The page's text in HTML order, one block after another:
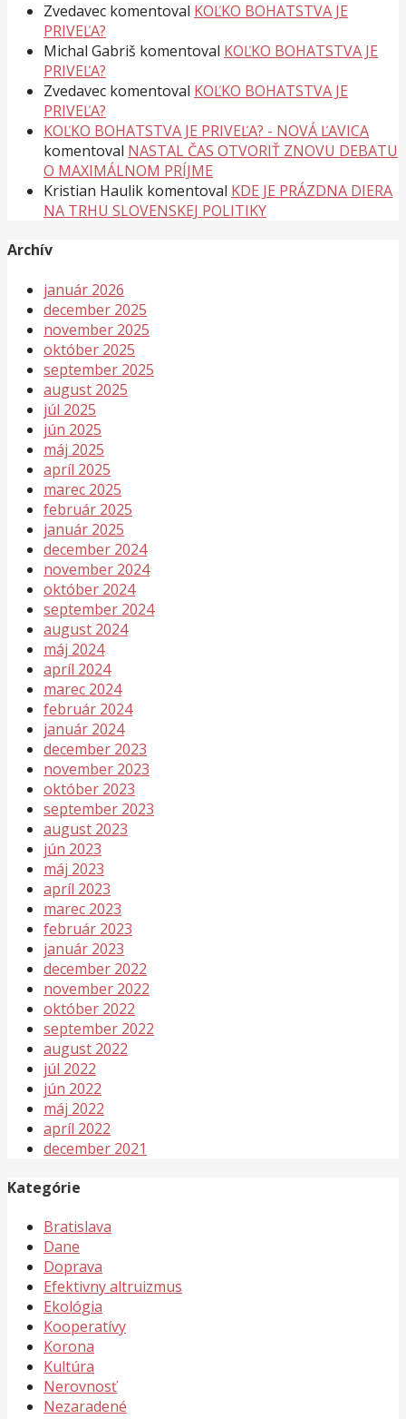
Zvedavec komentoval KOĽKO BOHATSTVA JE
PRIVEĽA?
Michal Gabriš komentoval KOĽKO BOHATSTVA JE
PRIVEĽA?
Zvedavec komentoval KOĽKO BOHATSTVA JE
PRIVEĽA?
KOĽKO BOHATSTVA JE PRIVEĽA? - NOVÁ ĽAVICA
komentoval NASTAL ČAS OTVORIŤ ZNOVU DEBATU
O MAXIMÁLNOM PRÍJME
Kristian Haulik komentoval KDE JE PRÁZDNA DIERA
NA TRHU SLOVENSKEJ POLITIKY
Archív
január 2026
december 2025
november 2025
október 2025
september 2025
august 2025
júl 2025
jún 2025
máj 2025
apríl 2025
marec 2025
február 2025
január 2025
december 2024
november 2024
október 2024
september 2024
august 2024
máj 2024
apríl 2024
marec 2024
február 2024
január 2024
december 2023
november 2023
október 2023
september 2023
august 2023
jún 2023
máj 2023
apríl 2023
marec 2023
február 2023
január 2023
december 2022
november 2022
október 2022
september 2022
august 2022
júl 2022
jún 2022
máj 2022
apríl 2022
december 2021
Kategórie
Bratislava
Dane
Doprava
Efektivny altruizmus
Ekológia
Kooperatívy
Korona
Kultúra
Nerovnosť
Nezaradené